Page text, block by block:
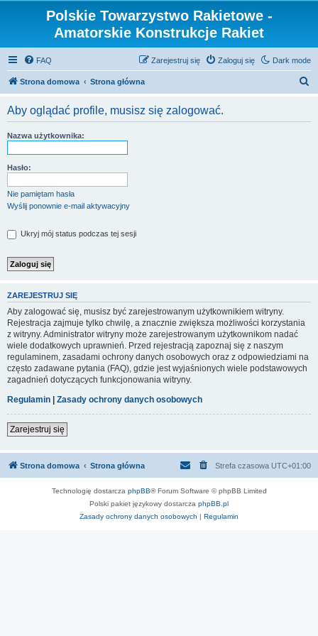
Polskie Towarzystwo Rakietowe -
Amatorskie Konstrukcje Rakiet
Dark mode
FAQ Zaloguj się
Zarejestruj się
Strona domowa Strona główna
Aby oglądać profile, musisz się zalogować.
Nazwa użytkownika:
Hasło:
Nie pamiętam hasła
Wyślij ponownie e-mail aktywacyjny
Ukryj mój status podczas tej sesji
ZAREJESTRUJ SIĘ
Aby zalogować się, musisz być zarejestrowanym użytkownikiem witryny.
Rejestracja zajmuje tylko chwilę, a znacznie zwiększa możliwości korzystania
z witryny. Administrator witryny może zarejestrowanym użytkownikom nadać
wiele dodatkowych uprawnień. Przed rejestracją zapoznaj się z naszym
regulaminem, zasadami ochrony danych osobowych oraz z odpowiedziami na
często zadawane pytania (FAQ), gdzie jest wyjaśnionych wiele podstawowych
zagadnień dotyczących funkcjonowania witryny.
Regulamin
Zasady ochrony danych osobowych
Zarejestruj się
Strona domowa Strona główna Strefa czasowa UTC+01:00
Technologię dostarcza phpBB® Forum Software © phpBB Limited
Polski pakiet językowy dostarcza phpBB.pl
Zasady ochrony danych osobowych | Regulamin